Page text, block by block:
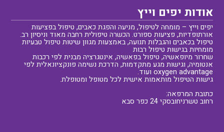
אודות יפים וייץ
יפים וייץ – מומחה לטיפול, מניעה והפגת כאבים, טיפול בפציעות
אורתופדיות, פציעות ספורט. הכשרה טיפולית רחבה מאוד וניסיון רב.
טיפול בכאבים והגבלות תנועה, באמצעות מגוון שיטות טיפול טבעיות
מומחיות בגישות טיפול רבות
שחרור מיופאשיה, טיפול בפאשיה, אינטגרציה מבנית לפי רכבות
אנטומיה, וגישות מגע מתקדמות, הדרכת נשימה פונקציונאלית לפי
oxygen advantage ועוד.
גישות הטיפול מותאמות אישית לכל מטופל ומטופלת.
כתובת המרפאה:
רחוב טשרניחובסקי 24 כפר סבא